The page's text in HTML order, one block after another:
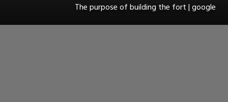
The purpose of building the fort | google